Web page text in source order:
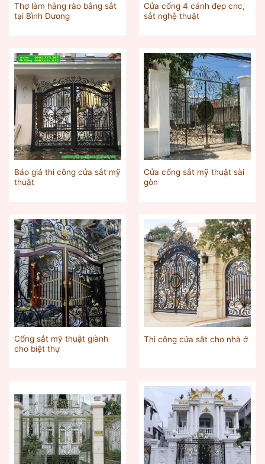
Thợ làm hàng rào bằng sắt
tại Bình Dương
Cửa cổng 4 cánh đẹp cnc,
sắt nghệ thuật
Báo giá thi công cửa sắt mỹ
thuật
Cửa cổng sắt mỹ thuật sài
gòn
Cổng sắt mỹ thuật giành
cho biệt thự
Thi công cửa sắt cho nhà ở